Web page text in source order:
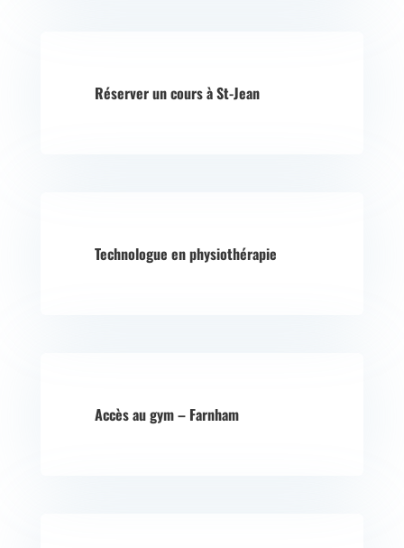
Réserver un cours à St-Jean
Technologue en physiothérapie
Accès au gym – Farnham